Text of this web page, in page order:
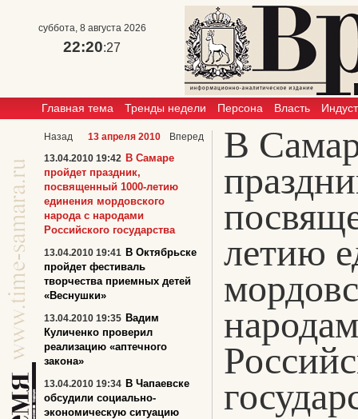
суббота, 8 августа 2026
22:20:27
Главная тема Тренды недели Персона Власть
В
летию
Назад 13 апреля 2010
Вперед
13.04.2010 19:42 В Самаре
пройдет праздник,
посвященный 1000-летию
единения мордовского
народа с народами
Российского государства
13.04.2010 19:41 В Октябрьске
пройдет фестиваль
творчества приемных детей
«Веснушки»
13.04.2010 19:35 Вадим
Куличенко проверил
реализацию «аптечного
закона»
13.04.2010 19:34 В Чапаевске
обсудили социально-
экономическую ситуацию